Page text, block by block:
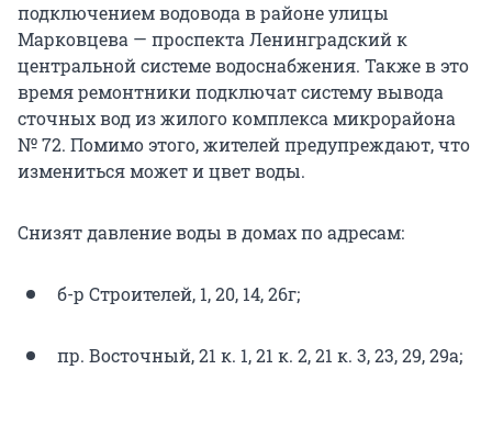
подключением водовода в районе улицы
Марковцева — проспекта Ленинградский к
центральной системе водоснабжения. Также в это
время ремонтники подключат систему вывода
сточных вод из жилого комплекса микрорайона
№ 72. Помимо этого, жителей предупреждают, что
измениться может и цвет воды.
Снизят давление воды в домах по адресам:
б-р Строителей, 1, 20, 14, 26г;
пр. Восточный, 21 к. 1, 21 к. 2, 21 к. 3, 23, 29, 29а;